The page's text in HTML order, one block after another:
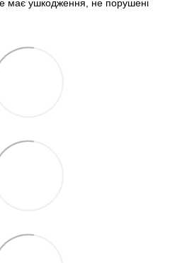
має ушкодження, не порушені